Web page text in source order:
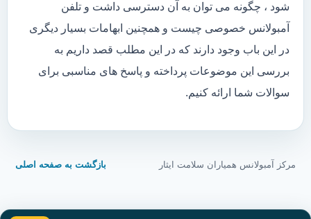
شود ، چگونه می توان به آن دسترسی داشت و تلفن
آمبولانس خصوصی چیست و همچنین ابهامات بسیار دیگری
در این باب وجود دارند که در این مطلب قصد داریم به
بررسی این موضوعات پرداخته و پاسخ های مناسبی برای
سوالات شما ارائه کنیم.
مرکز آمبولانس همیاران سلامت ایثار بازگشت به صفحه اصلی